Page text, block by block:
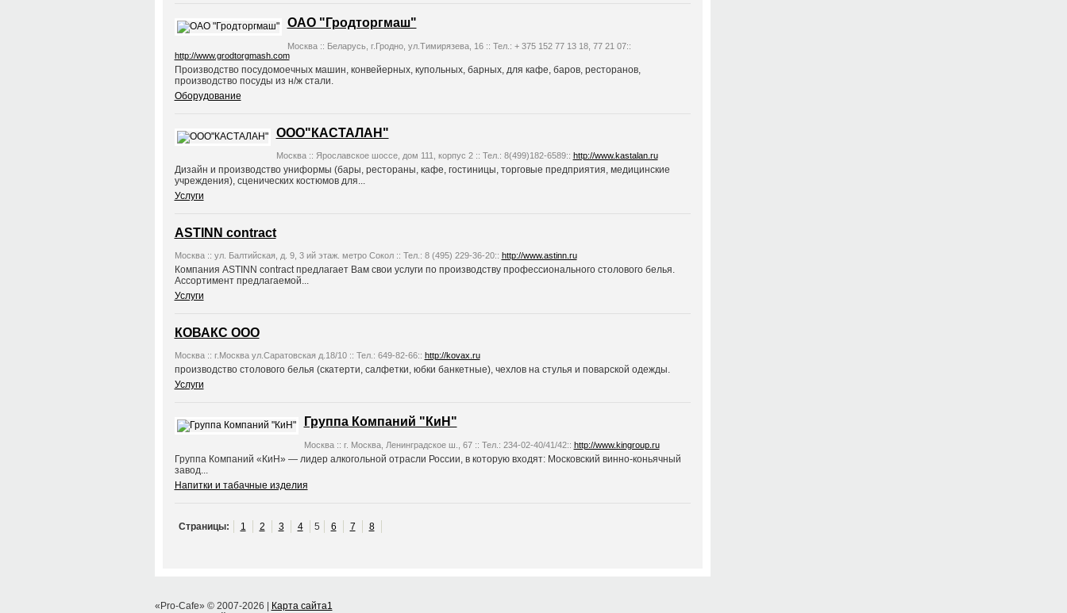
ОАО "Гродторгмаш"
Москва :: Беларусь, г.Гродно, ул.Тимирязева, 16 :: Тел.: + 375 152 77 13 18, 77 21 07::
http://www.grodtorgmash.com
Производство посудомоечных машин, конвейерных, купольных, барных, для кафе, баров, ресторанов,
производство посуды из н/ж стали.
Оборудование
ООО"КАСТАЛАН"
Москва :: Ярославское шоссе, дом 111, корпус 2 :: Тел.: 8(499)182-6589:: http://www.kastalan.ru
Дизайн и производство униформы (бары, рестораны, кафе, гостиницы, торговые предприятия, медицинские
учреждения), сценических костюмов для...
Услуги
ASTINN contract
Москва :: ул. Балтийская, д. 9, 3 ий этаж. метро Сокол :: Тел.: 8 (495) 229-36-20:: http://www.astinn.ru
Компания ASTINN contract предлагает Вам свои услуги по производству профессионального столового белья.
Ассортимент предлагаемой...
Услуги
КОВАКС ООО
Москва :: г.Москва ул.Саратовская д.18/10 :: Тел.: 649-82-66:: http://kovax.ru
производство столового белья (скатерти, салфетки, юбки банкетные), чехлов на стулья и поварской одежды.
Услуги
Группа Компаний "КиН"
Москва :: г. Москва, Ленинградское ш., 67 :: Тел.: 234-02-40/41/42:: http://www.kingroup.ru
Группа Компаний «КиН» — лидер алкогольной отрасли России, в которую входят: Московский винно-коньячный
завод...
Напитки и табачные изделия
Страницы: 1 2 3 4 5 6 7 8
«Pro-Cafe» © 2007-2026 | Карта сайта1